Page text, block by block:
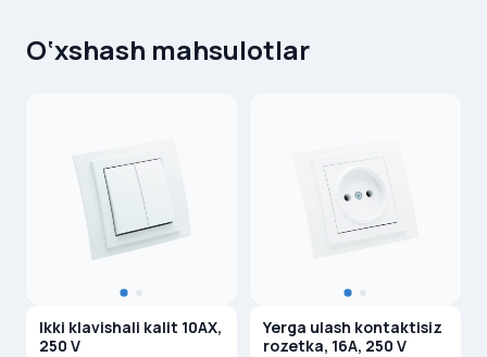
O‘xshash mahsulotlar
Ikki klavishali kalit 10AX,
250 V
Yerga ulash kontaktisiz
rozetka, 16A, 250 V